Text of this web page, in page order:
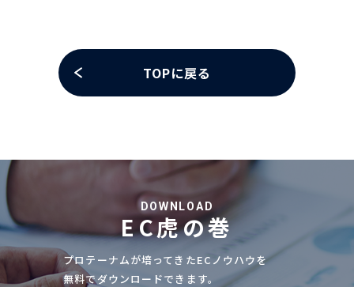
TOPに戻る
DOWNLOAD
EC虎の巻
プロテーナムが培ってきたECノウハウを
無料でダウンロードできます。